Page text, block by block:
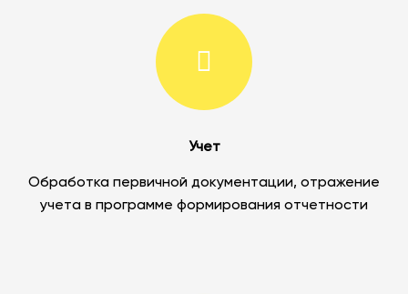
Учет
Обработка первичной документации, отражение
учета в программе формирования отчетности